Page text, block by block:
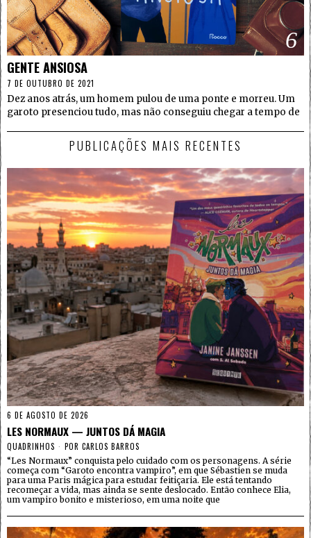
6
GENTE ANSIOSA
7 DE OUTUBRO DE 2021
Dez anos atrás, um homem pulou de uma ponte e morreu. Um
garoto presenciou tudo, mas não conseguiu chegar a tempo de
PUBLICAÇÕES MAIS RECENTES
6 DE AGOSTO DE 2026
LES NORMAUX — JUNTOS DÁ MAGIA
QUADRINHOS POR CARLOS BARROS
“Les Normaux” conquista pelo cuidado com os personagens. A série
começa com “Garoto encontra vampiro”, em que Sébastien se muda
para uma Paris mágica para estudar feitiçaria. Ele está tentando
recomeçar a vida, mas ainda se sente deslocado. Então conhece Elia,
um vampiro bonito e misterioso, em uma noite que